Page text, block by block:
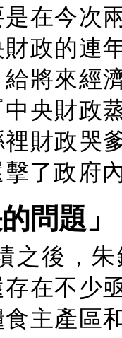
是在今次
政的連
給將來
央財政
財政哭
了政府
問題」
之後，
在不少
主產區